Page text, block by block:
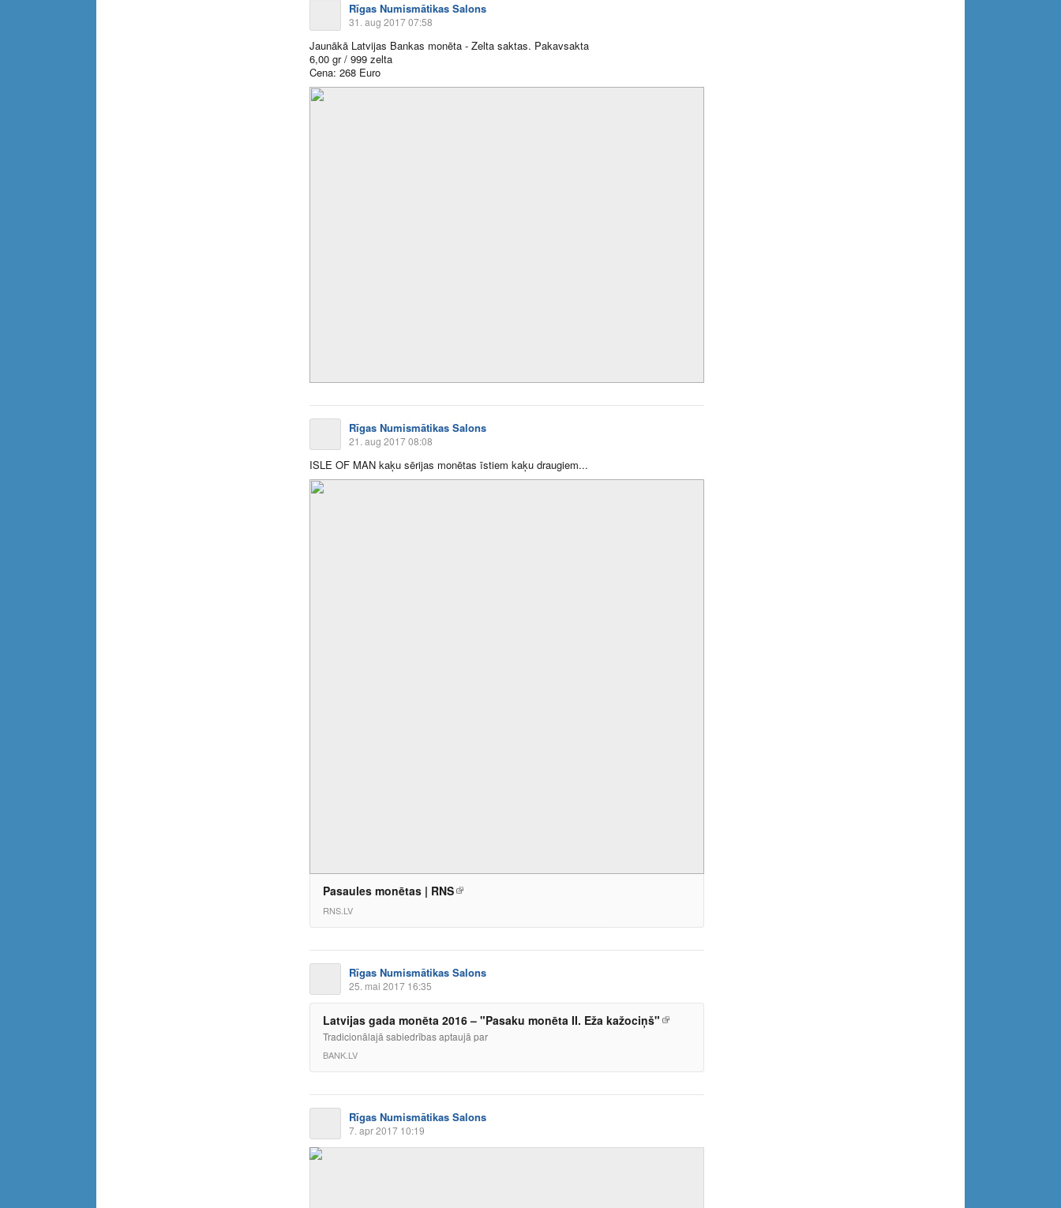
Rīgas Numismātikas Salons
31. aug 2017 07:58
Jaunākā Latvijas Bankas monēta - Zelta saktas. Pakavsakta
6,00 gr / 999 zelta
Cena: 268 Euro
Rīgas Numismātikas Salons
21. aug 2017 08:08
ISLE OF MAN kaķu sērijas monētas īstiem kaķu draugiem...
Pasaules monētas | RNS
RNS.LV
Rīgas Numismātikas Salons
25. mai 2017 16:35
Latvijas gada monēta 2016 – "Pasaku monēta II. Eža kažociņš"
Tradicionālajā sabiedrības aptaujā par
BANK.LV
Rīgas Numismātikas Salons
7. apr 2017 10:19